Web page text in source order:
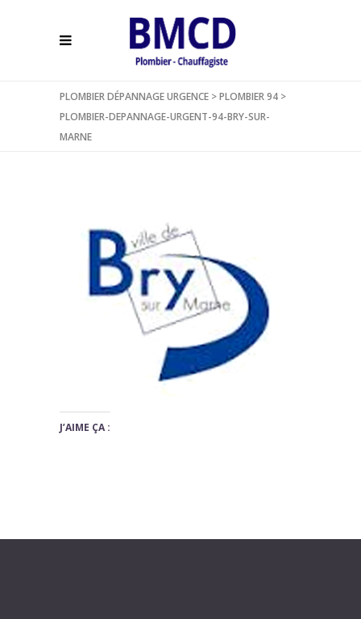
PLOMBIER DÉPANNAGE URGENCE >PLOMBIER 94 >
PLOMBIER-DEPANNAGE-URGENT-94-BRY-SUR-
MARNE
J’AIME ÇA :